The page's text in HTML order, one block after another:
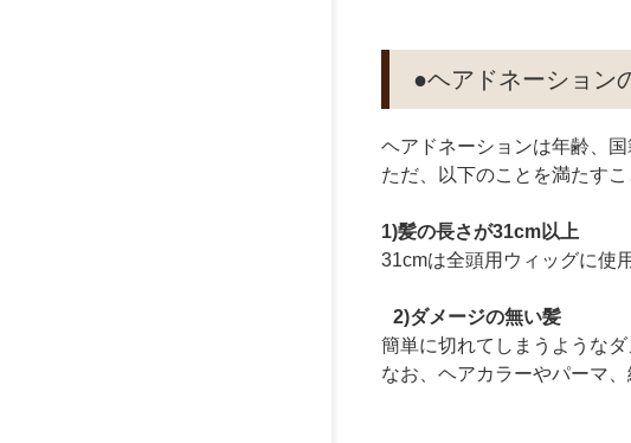
●ヘアドネーション
ヘアドネーションは年齢、
ただ、以下のことを満たす
1)髪の長さが31cm以上
31cmは全頭用ウィッグに使
2)ダメージの無い髪
簡単に切れてしまうような
なお、ヘアカラーやパーマ